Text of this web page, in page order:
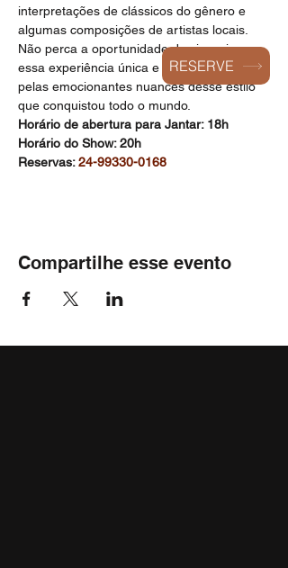
interpretações de clássicos do gênero e
algumas composições de artistas locais.
Não perca a oportunidade de vivenciar
essa experiência única e se deixar levar
pelas emocionantes nuances desse estilo
que conquistou todo o mundo.
Horário de abertura para Jantar: 18h
Horário do Show: 20h
Reservas: 24-99330-0168
Compartilhe esse evento
RESERVE